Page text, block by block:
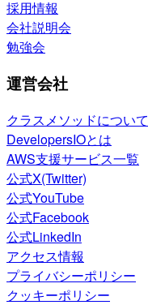
採用情報
会社説明会
勉強会
運営会社
クラスメソッドについて
DevelopersIOとは
AWS支援サービス一覧
公式X(Twitter)
公式YouTube
公式Facebook
公式LinkedIn
アクセス情報
プライバシーポリシー
クッキーポリシー